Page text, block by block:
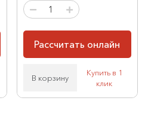
Рассчитать онлайн
В корзину
Купить в 1
клик